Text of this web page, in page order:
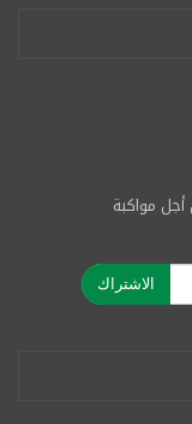
أجل مواكبة
الاشتراك